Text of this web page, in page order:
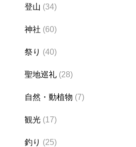
登山 (34)
神社 (60)
祭り (40)
聖地巡礼 (28)
自然・動植物 (7)
観光 (17)
釣り (25)